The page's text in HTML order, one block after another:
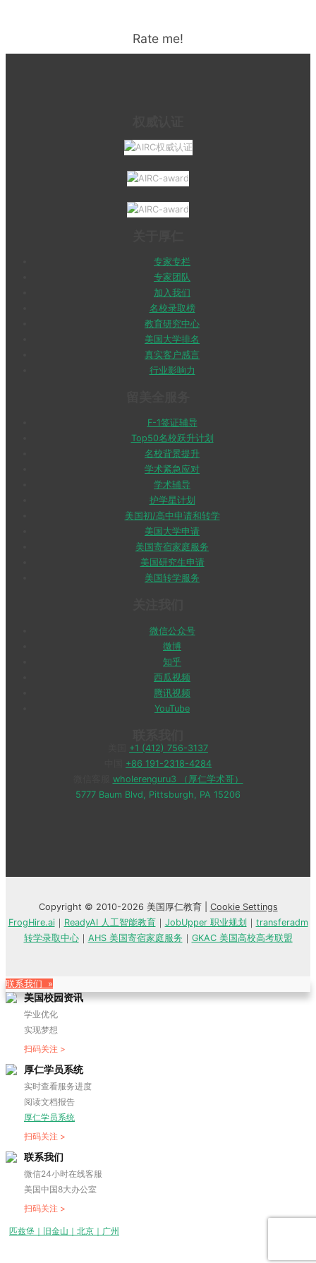
Rate me!
专家专栏
专家团队
加入我们
名校录取榜
教育研究中心
美国大学排名
真实客户感言
行业影响力
F-1签证辅导
Top50名校跃升计划
名校背景提升
学术紧急应对
学术辅导
护学星计划
美国初/高中申请和转学
美国大学申请
美国寄宿家庭服务
美国研究生申请
美国转学服务
微信公众号
微博
知乎
西瓜视频
腾讯视频
YouTube
+1 (412) 756-3137
+86 191-2318-4284
wholerenguru3 （厚仁学术哥）
5777 Baum Blvd, Pittsburgh, PA 15206
Copyright © 2010-2026 美国厚仁教育 | Cookie Settings
FrogHire.ai｜ ReadyAI 人工智能教育｜ JobUpper 职业规划 ｜ transferadm
转学录取中心｜ AHS 美国寄宿家庭服务 ｜ GKAC 美国高校高考联盟
联系我们 »
美国校园资讯
学业优化
实现梦想
扫码关注 >
厚仁学员系统
实时查看服务进度
阅读文档报告
厚仁学员系统
扫码关注 >
联系我们
微信24小时在线客服
美国中国8大办公室
扫码关注 >
匹兹堡｜旧金山｜北京｜广州